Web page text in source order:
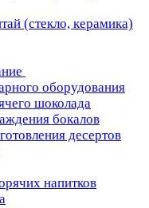
(стекло, керамика)
оборудования
шоколада
бокалов
десертов
напитков